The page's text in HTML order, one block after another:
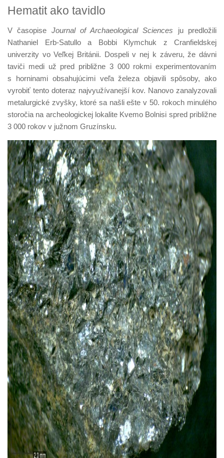
Hematit ako tavidlo
V časopise Journal of Archaeological Sciences ju predložili
Nathaniel Erb-Satullo a Bobbi Klymchuk z Cranfieldskej
univerzity vo Veľkej Británii. Dospeli v nej k záveru, že dávni
taviči medi už pred približne 3 000 rokmi experimentovaním
s horninami obsahujúcimi veľa železa objavili spôsoby, ako
vyrobiť tento doteraz najvyužívanejší kov. Nanovo zanalyzovali
metalurgické zvyšky, ktoré sa našli ešte v 50. rokoch minulého
storočia na archeologickej lokalite Kvemo Bolnisi spred približne
3 000 rokov v južnom Gruzínsku.